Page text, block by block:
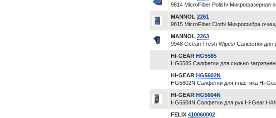
9814 MicroFiber Polish/ Микрофазерная
MANNOL 2261
9815 MicroFiber Cloth/ Микрофибра
MANNOL 2263
9948 Ocean Fresh Wipes/ Салфетки для
HI-GEAR HG5585
HG5585 Салфетки для сильно
HI-GEAR HG5602N
HG5602N Салфетки для пластика Hi-
HI-GEAR HG5604N
HG5604N Салфетки для рук Hi-Gear
FELIX 410060002